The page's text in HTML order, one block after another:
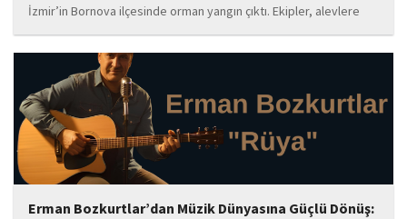
İzmir’in Bornova ilçesinde orman yangın çıktı. Ekipler, alevlere
havadan ve karadan müdahale ediyor.
Erman Bozkurtlar’dan Müzik Dünyasına Güçlü Dönüş: